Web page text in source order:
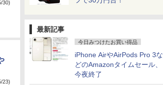
最新記事
今日みつけたお買い得品
iPhone AirやAirPods Pro 3な
どのAmazonタイムセール、
今夜終了
30)
23)